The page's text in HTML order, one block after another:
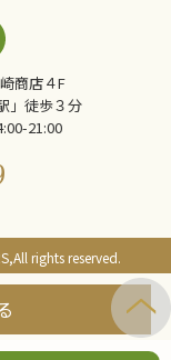
商店４F
」徒歩３分
21:00
rights reserved.